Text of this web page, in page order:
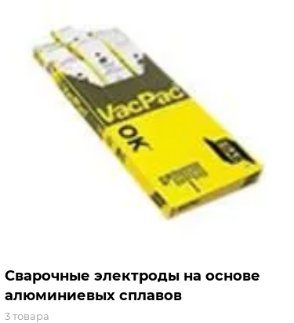
Сварочные электроды на основе
алюминиевых сплавов
3 товара